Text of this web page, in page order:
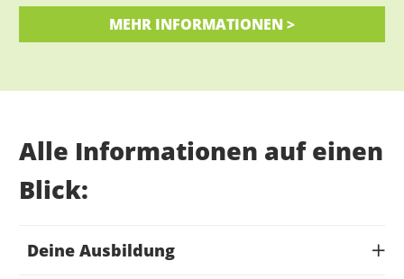
MEHR INFORMATIONEN >
Alle Informationen auf einen
Blick:
Deine Ausbildung